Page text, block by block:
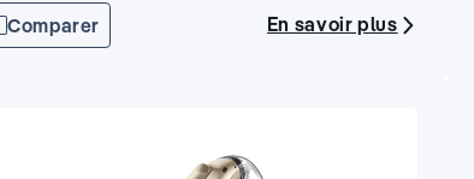
Comparer En savoir plus